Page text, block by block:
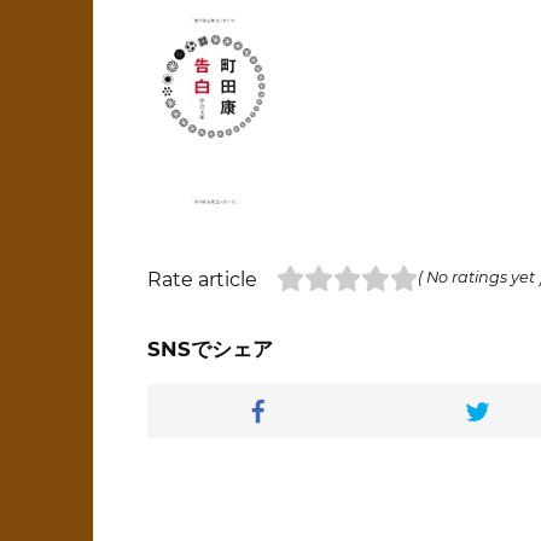
Rate article ( No ratings yet
SNSでシェア